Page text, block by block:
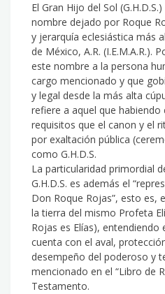
El Gran Hijo del Sol
nombre dejado por Roque
y jerarquía eclesiástica más
de México, A.R. (I.E.M.A.R.).
este nombre a la persona
cargo mencionado y que
y legal desde la más alta
refiere a aquel que
requisitos que el canon y el
por exaltación pública
como G.H.D.S.
La particularidad primordial
G.H.D.S. es además el
Don Roque Rojas”, esto es,
la tierra del mismo Profeta
Rojas es Elías), entendiendo
cuenta con el aval,
desempeño del poderoso y
mencionado en el “Libro de
Testamento.